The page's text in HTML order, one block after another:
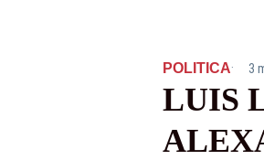
POLITICA· 3
LUIS